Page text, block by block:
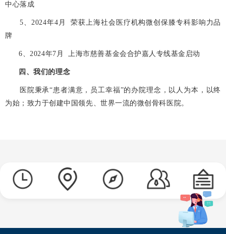
中心落成
5、2024年4月 荣获上海社会医疗机构微创保膝专科影响力品
牌
6、2024年7月 上海市慈善基金会合护嘉人专线基金启动
四、我们的理念
医院秉承“患者满意 ， 员工幸福”的办院理念 ， 以人为本 ， 以终
为始 ； 致力于创建中国领先、世界一流的微创骨科医院。